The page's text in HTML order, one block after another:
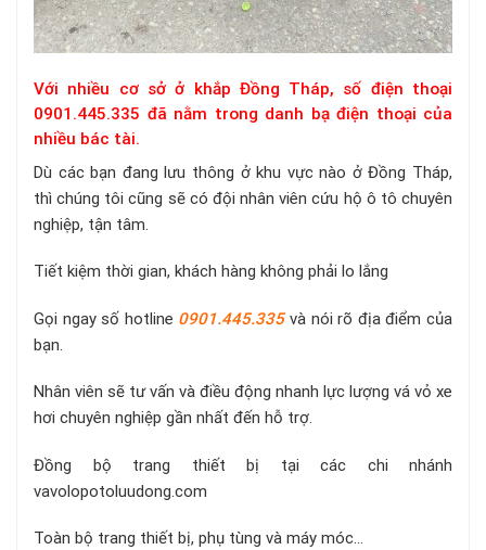
Với nhiều cơ sở ở khắp Đồng Tháp, số điện thoại
0901.445.335 đã nằm trong danh bạ điện thoại của
nhiều bác tài.
Dù các bạn đang lưu thông ở khu vực nào ở Đồng Tháp,
thì chúng tôi cũng sẽ có đội nhân viên cứu hộ ô tô chuyên
nghiệp, tận tâm.
Tiết kiệm thời gian, khách hàng không phải lo lắng
Gọi ngay số hotline 0901.445.335 và nói rõ địa điểm của
bạn.
Nhân viên sẽ tư vấn và điều động nhanh lực lượng vá vỏ xe
hơi chuyên nghiệp gần nhất đến hỗ trợ.
Đồng bộ trang thiết bị tại các chi nhánh
vavolopotoluudong.com
Toàn bộ trang thiết bị, phụ tùng và máy móc…